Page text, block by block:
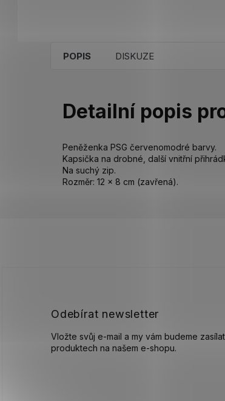
POPIS DISKUZE
Detailní popis
Peněženka PSG červenomodré barvy.
Kapsička na drobné, další vnitřní
Na suchý zip.
Rozměr: 12 x 8 cm (zavřená).
Odebírat newsletter
Vložte svůj e-mail a my vám budeme
produktech na našem e-shopu.